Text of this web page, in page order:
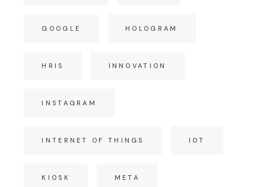
GOOGLE HOLOGRAM
HRIS INNOVATION
INSTAGRAM
INTERNET OF THINGS IOT
KIOSK META